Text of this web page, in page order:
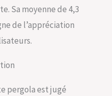
g/m². La toile,
fabriquée en
polyester, est
résistante à la
UPF50+ Toit
L'auvent est
Sa moyenne de 4,3
de l’appréciation
pergola est jugé